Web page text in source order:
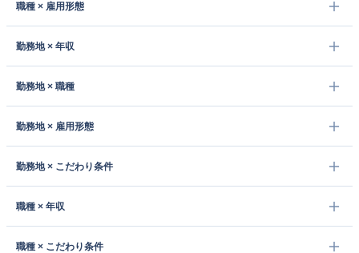
職種 × 雇用形態
勤務地 × 年収
勤務地 × 職種
勤務地 × 雇用形態
勤務地 × こだわり条件
職種 × 年収
職種 × こだわり条件